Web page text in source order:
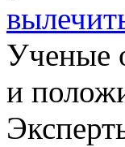
Ученые
и